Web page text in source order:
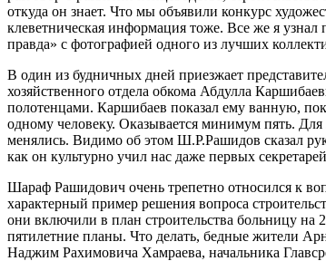
откуда он знает. Что мы объявили конкурс
клеветническая информация тоже. Все же я
правда» с фотографией одного из лучших
В один из будничных дней приезжает
хозяйственного отдела обкома Абдулла
полотенцами. Каршибаев показал ему ванную,
одному человеку. Оказывается минимум пять.
менялись. Видимо об этом Ш.Р.Рашидов сказал
как он культурно учил нас даже первых
Шараф Рашидович очень трепетно относился к
характерный пример решения вопроса
они включили в план строительства больницу на
пятилетние планы. Что делать, бедные жители
Наджим Рахимовича Хамраева, начальника